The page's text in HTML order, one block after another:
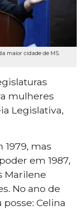
maior cidade de MS.
mulheres
Legislativa,
mas
em 1987,
Marilene
No ano de
Celina